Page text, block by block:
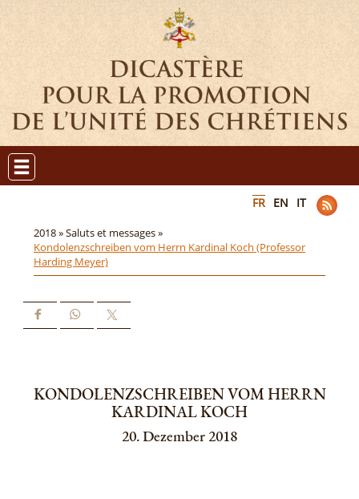
FR EN IT
2018 »Saluts et messages »
Kondolenzschreiben vom Herrn Kardinal Koch (Professor
Harding Meyer)
KONDOLENZSCHREIBEN VOM HERRN
KARDINAL KOCH
20. Dezember 2018